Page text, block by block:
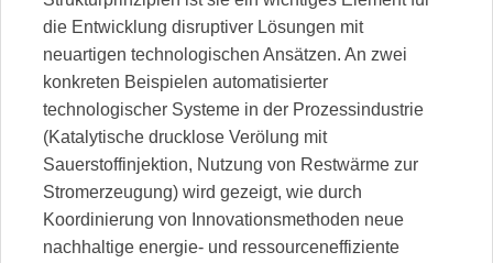
die Entwicklung disruptiver Lösungen mit
neuartigen technologischen Ansätzen. An zwei
konkreten Beispielen automatisierter
technologischer Systeme in der Prozessindustrie
(Katalytische drucklose Verölung mit
Sauerstoffinjektion, Nutzung von Restwärme zur
Stromerzeugung) wird gezeigt, wie durch
Koordinierung von Innovationsmethoden neue
nachhaltige energie- und ressourceneffiziente